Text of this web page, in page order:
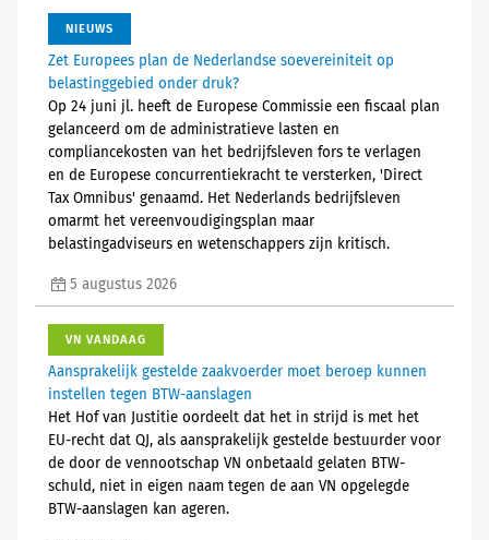
NIEUWS
Zet Europees plan de Nederlandse soevereiniteit op
belastinggebied onder druk?
Op 24 juni jl. heeft de Europese Commissie een fiscaal plan
gelanceerd om de administratieve lasten en
compliancekosten van het bedrijfsleven fors te verlagen
en de Europese concurrentiekracht te versterken, 'Direct
Tax Omnibus' genaamd. Het Nederlands bedrijfsleven
omarmt het vereenvoudigingsplan maar
belastingadviseurs en wetenschappers zijn kritisch.
5 augustus 2026
VN VANDAAG
Aansprakelijk gestelde zaakvoerder moet beroep kunnen
instellen tegen BTW-aanslagen
Het Hof van Justitie oordeelt dat het in strijd is met het
EU-recht dat QJ, als aansprakelijk gestelde bestuurder voor
de door de vennootschap VN onbetaald gelaten BTW-
schuld, niet in eigen naam tegen de aan VN opgelegde
BTW-aanslagen kan ageren.